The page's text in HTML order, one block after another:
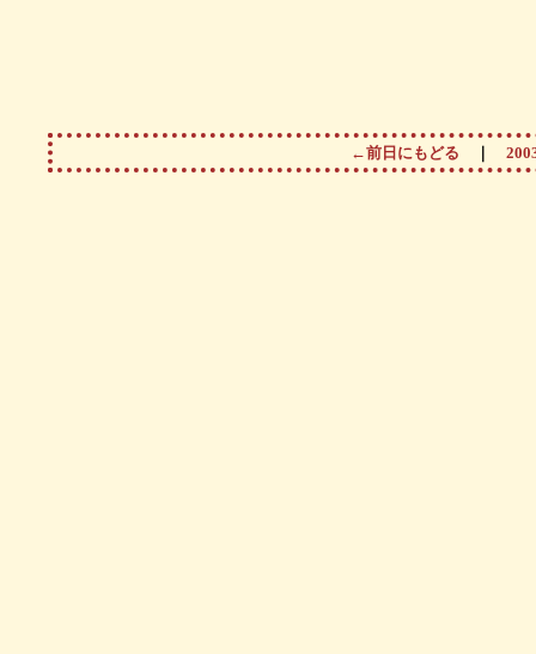
←前日にもどる